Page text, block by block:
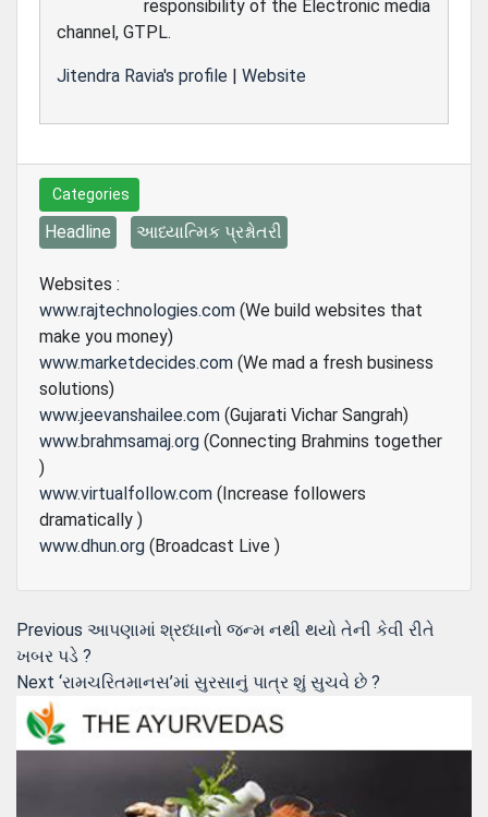
responsibility of the Electronic media
channel, GTPL.
Jitendra Ravia's profile | Website
Categories
Headline આધ્યાત્મિક પ્રશ્નોતરી
Websites :
www.rajtechnologies.com (We build websites that
make you money)
www.marketdecides.com (We mad a fresh business
solutions)
www.jeevanshailee.com (Gujarati Vichar Sangrah)
www.brahmsamaj.org (Connecting Brahmins together
)
www.virtualfollow.com (Increase followers
dramatically )
www.dhun.org (Broadcast Live )
Post
navigation
Previous Previous
post:
આપણામાં શ્રધ્ધાનો જન્મ નથી થયો તેની કેવી રીતે
ખબર પડે ?
Next Next
‘રામચરિતમાનસ’માં સુરસાનું પાત્ર શું સુચવે છે ?